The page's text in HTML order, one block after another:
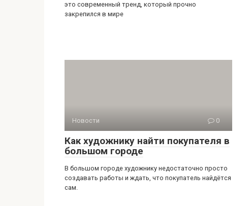
это современный тренд, который прочно
закрепился в мире
Новости 0
Как художнику найти покупателя в
большом городе
В большом городе художнику недостаточно просто
создавать работы и ждать, что покупатель найдётся
сам.